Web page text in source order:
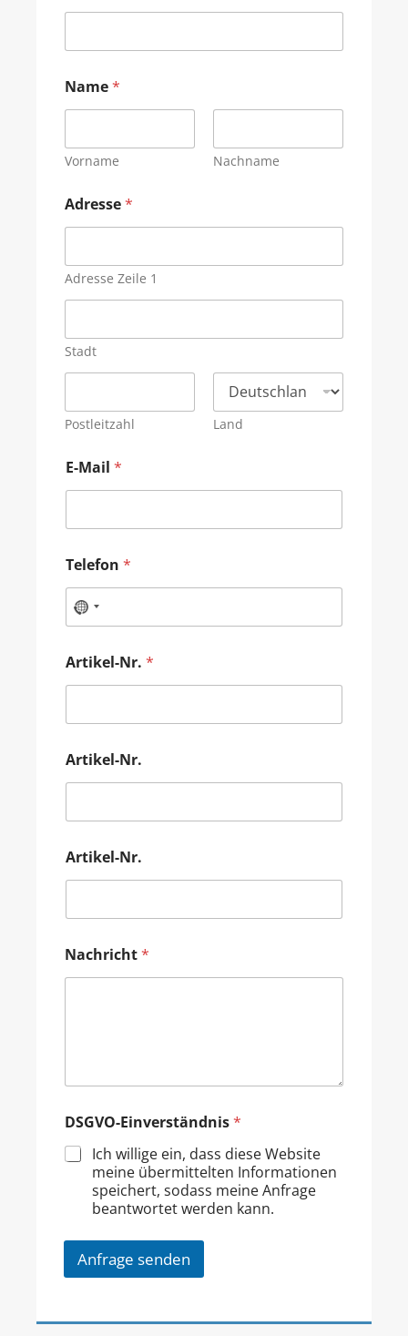
Name*
Vorname Nachname
Adresse*
Adresse Zeile 1
Stadt
Postleitzahl Land
E-Mail *
Telefon *
Artikel-Nr. *
Artikel-Nr.
Artikel-Nr.
Nachricht*
DSGVO-Einverständnis*
Ich willige ein, dass diese Website
meine übermittelten Informationen
speichert, sodass meine Anfrage
beantwortet werden kann.
Anfrage senden